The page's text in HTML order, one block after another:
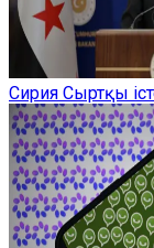
Сирия Сыртқы